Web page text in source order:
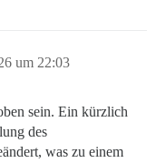
um 22:03
sein. Ein kürzlich
des
was zu einem